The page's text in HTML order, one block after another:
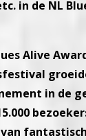
in de NL
Alive
in de